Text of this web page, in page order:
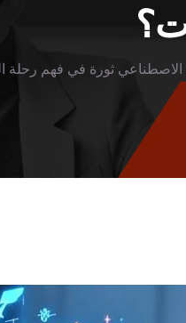
ثورة في فهم رحلة